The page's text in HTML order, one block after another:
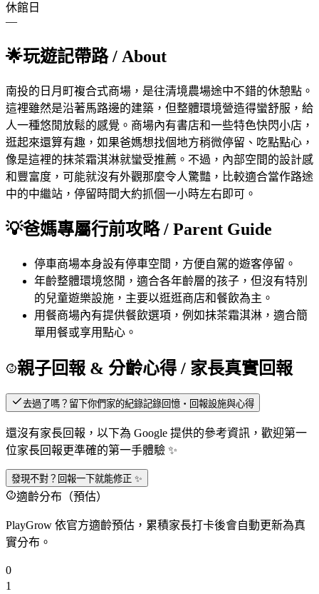
休館日
—
🌟玩遊記帶路/ About
南投的日月町複合式商場，是往清境農場途中不錯的休憩點。
這裡雖然是沿著馬路邊的建築，但整體環境營造得蠻舒服，給
人一種悠閒放鬆的感覺。商場內有書店和一些特色快閃小店，
逛起來還算有趣，如果爸媽想找個地方稍微停留、吃點點心，
像是這裡的抹茶霜淇淋就蠻受推薦。不過，內部空間的設計感
和豐富度，可能就沒有外觀那麼令人驚豔，比較適合當作路途
中的中繼站，停留時間大約抓個一小時左右即可。
💡爸媽專屬行前攻略 / Parent Guide
停車商場本身設有停車空間，方便自駕的遊客停留。
年齡整體環境悠閒，適合各年齡層的孩子，但沒有特別
的兒童遊樂設施，主要以逛逛商店和餐飲為主。
用餐商場內有提供餐飲選項，例如抹茶霜淇淋，適合簡
單用餐或享用點心。
親子回報 & 分齡心得 / 家長真實回報
去過了嗎？留下你們家的紀錄記錄回憶・回報設施與心得
還沒有家長回報，以下為 Google 提供的參考資訊，歡迎第一
位家長回報更準確的第一手體驗 ✨
發現不對？回報一下就能修正 ✨
適齡分布（預估）
PlayGrow 依官方適齡預估，累積家長打卡後會自動更新為真
實分布。
0
1